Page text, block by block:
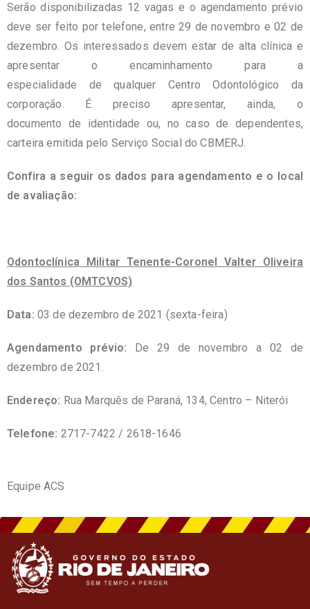
Serão disponibilizadas 12 vagas e o agendamento prévio
deve ser feito por telefone, entre 29 de novembro e 02 de
dezembro. Os interessados devem estar de alta clínica e
apresentar o encaminhamento para a
especialidade de qualquer Centro Odontológico da
corporação. É preciso apresentar, ainda, o
documento de identidade ou, no caso de dependentes,
carteira emitida pelo Serviço Social do CBMERJ.
Confira a seguir os dados para agendamento e o local
de avaliação:
Odontoclínica Militar Tenente-Coronel Valter Oliveira
dos Santos (OMTCVOS)
Data: 03 de dezembro de 2021 (sexta-feira)
Agendamento prévio: De 29 de novembro a 02 de
dezembro de 2021.
Endereço: Rua Marquês de Paraná, 134, Centro – Niterói
Telefone: 2717-7422 / 2618-1646
Equipe ACS